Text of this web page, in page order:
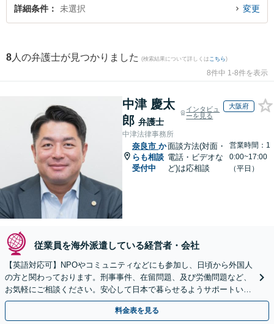
したい』『初回相談無料で従業員を海外派遣している経営者・会社を法律相談
詳細条件 未選択 変更
8 人の弁護士が見つかりました (検索結果について詳しくは こちら)
8件中 1-8件を表示
中津 慶太
郎 弁護士
インタビュ
ーを見る
大阪府
中津法律事務所
奈良市 か
らも相談
受付中
面談方法(対面・
電話・ビデオな
ど)は応相談
営業時間：1
0:00~17:00
（平日）
従業員を海外派遣している経営者・会社
【英語対応可】NPOやコミュニティなどにも参加し、日頃から外国人
の方と関わっております。刑事事件、在留問題、及び労働問題など、
お気軽にご相談ください。安心して日本で暮らせるようサポートいた
します【夜間・休日相談OK】【北浜駅2分】
料金表を見る